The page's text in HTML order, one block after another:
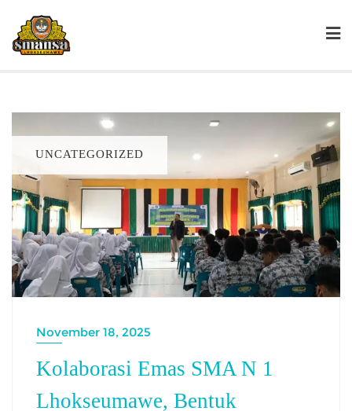
UNCATEGORIZED
November 18, 2025
Kolaborasi Emas SMA N 1
Lhokseumawe, Bentuk